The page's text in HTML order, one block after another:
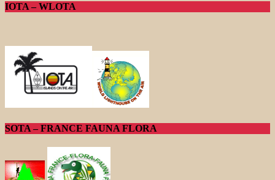
IOTA – WLOTA
SOTA – FRANCE FAUNA FLORA